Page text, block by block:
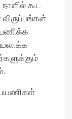
கூட
பயணிகள்